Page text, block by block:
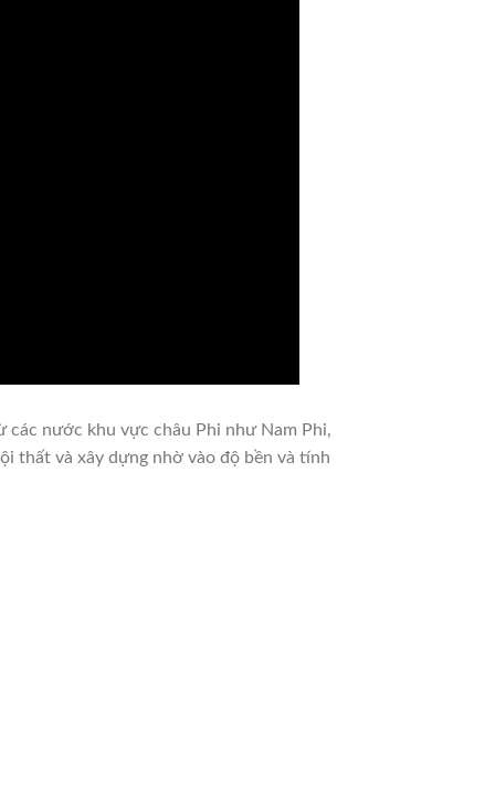
các nước khu vực châu Phi như Nam Phi,
thất và xây dựng nhờ vào độ bền và tính